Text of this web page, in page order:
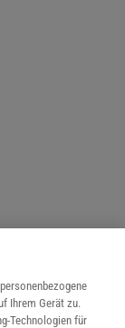
Ihrem Gerät zu.
Technologien für